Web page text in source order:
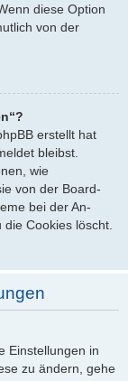
diese Option
von der
erstellt hat
bleibst.
wie
von der Board-
bei der An-
Cookies löscht.
Einstellungen in
zu ändern, gehe